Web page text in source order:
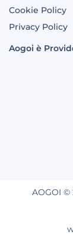
Cookie Policy
Privacy Policy
Aogoi è
AOGOI ©